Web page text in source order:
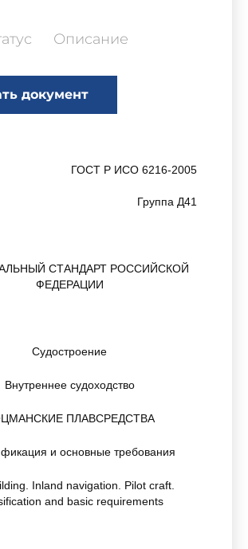
Описание
документ
ГОСТ Р ИСО 6216-2005
Группа Д41
СТАНДАРТ РОССИЙСКОЙ
ФЕДЕРАЦИИ
Судостроение
Внутреннее судоходство
ПЛАВСРЕДСТВА
и основные требования
Inland navigation. Pilot craft.
and basic requirements